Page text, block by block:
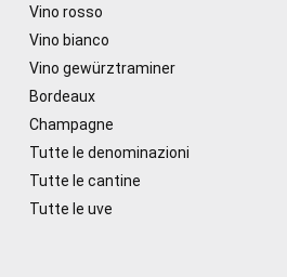
Vino rosso
Vino bianco
Vino gewürztraminer
Bordeaux
Champagne
Tutte le denominazioni
Tutte le cantine
Tutte le uve